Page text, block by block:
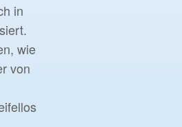
in
wie
von